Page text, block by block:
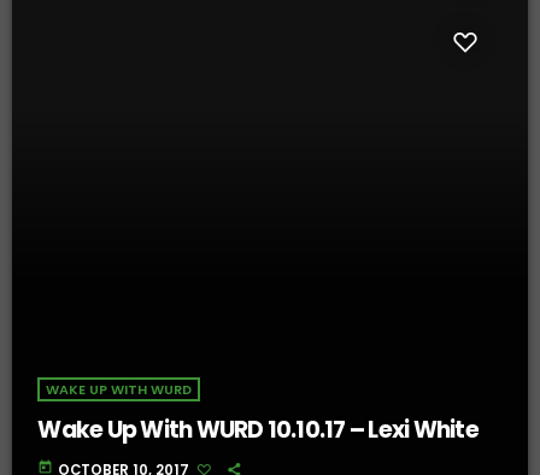
WAKE UP WITH WURD
Wake Up With WURD 10.10.17 – Lexi White
today OCTOBER 10, 2017